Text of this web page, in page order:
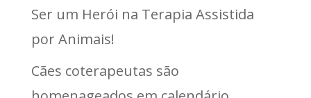
Ser um Herói na Terapia Assistida
por Animais!
Cães coterapeutas são